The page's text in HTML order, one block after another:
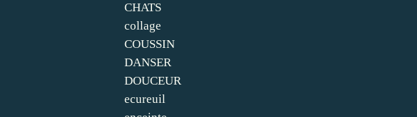
CHATS
collage
COUSSIN
DANSER
DOUCEUR
ecureuil